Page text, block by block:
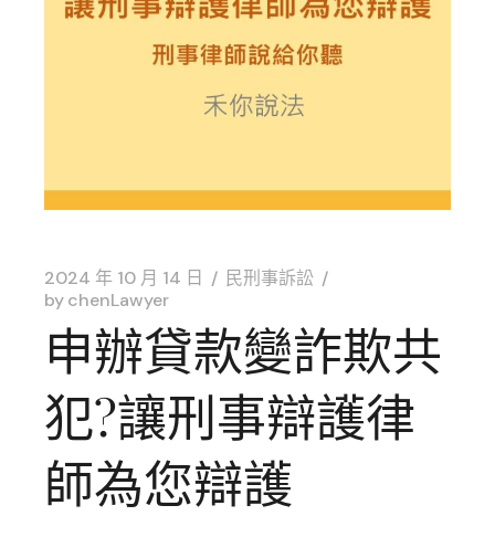
2024 年 10 月 14 日
民刑事訴訟
bychenLawyer
申辦貸款變詐欺共
犯?讓刑事辯護律
師為您辯護